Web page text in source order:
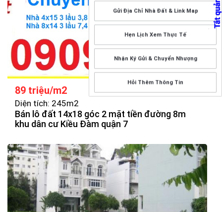
Gửi Địa Chỉ Nhà Đất & Link Map
Hẹn Lịch Xem Thực Tế
Nhận Ký Gửi & Chuyển Nhượng
Hỏi Thêm Thông Tin
89 triệu/m2
Diện tích: 245m2
Bán lô đất 14x18 góc 2 mặt tiền đường 8m
khu dân cư Kiều Đàm quận 7